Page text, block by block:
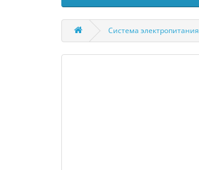
Система электропитания